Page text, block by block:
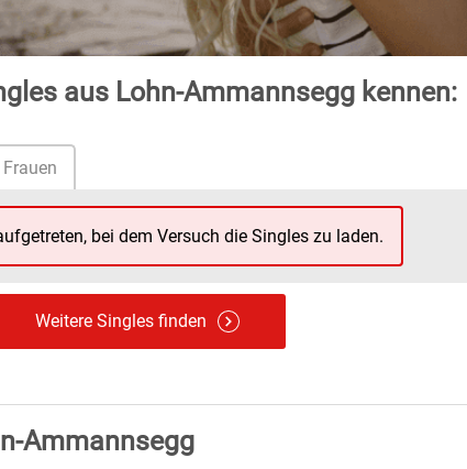
aus Lohn-Ammannsegg kennen:
bei dem Versuch die Singles zu laden.
Weitere Singles finden
Ammannsegg